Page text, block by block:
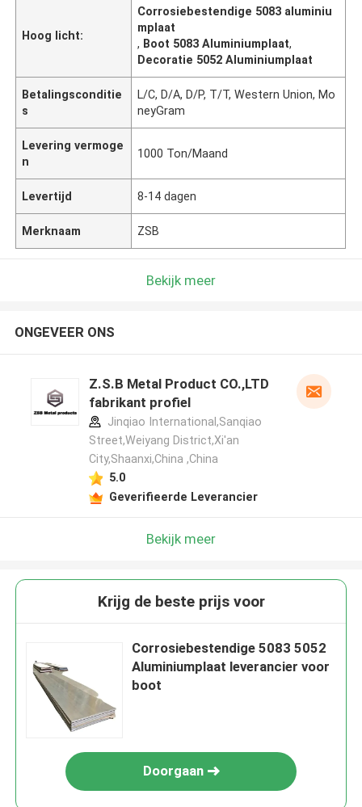
Hoog licht:
Corrosiebestendige 5083 aluminiu
mplaat
, Boot 5083 Aluminiumplaat,
Decoratie 5052 Aluminiumplaat
Betalingsconditie
s
L/C, D/A, D/P, T/T, Western Union, Mo
neyGram
Levering vermoge
n
1000 Ton/Maand
Levertijd 8-14 dagen
Merknaam ZSB
Bekijk meer
ONGEVEER ONS
Z.S.B Metal Product CO.,LTD
fabrikant profiel
Jinqiao International,Sanqiao
Street,Weiyang District,Xi'an
City,Shaanxi,China ,China
5.0
Geverifieerde Leverancier
Bekijk meer
Krijg de beste prijs voor
Corrosiebestendige 5083 5052
Aluminiumplaat leverancier voor
boot
Doorgaan